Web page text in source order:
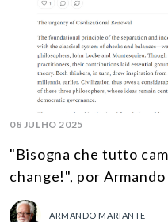
08 JULHO 2025
"Bisogna che tutto
change!", por
ARMANDO MARIANTE